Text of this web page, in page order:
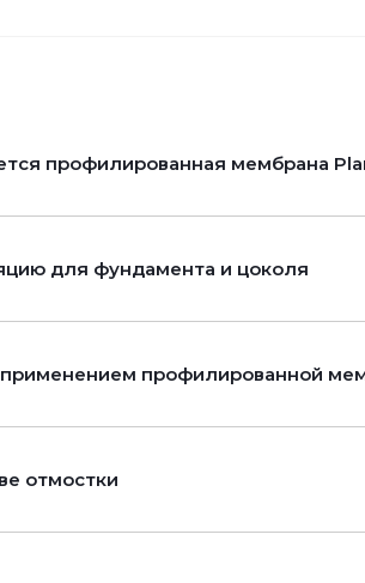
профилированная мембрана
для фундамента и цоколя
применением профилированной
отмостки